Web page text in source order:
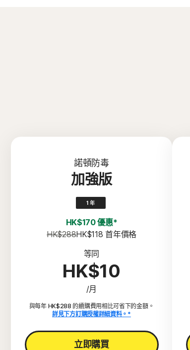
諾頓防毒
加強版
1 年
HK$170 優惠*
HK$288HK$118 首年價格
等同
HK$10
/月
與每年 HK$288 的續購費用相比可省下的金額。
詳見下方訂購授權詳細資料。*
立即購買